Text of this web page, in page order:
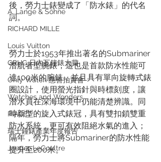
A. Lange & Söhne
RICHARD MILLE
Louis Vuitton
GPHG 日內瓦鐘錶大賞
Only Watch 慈善拍賣會
Watches and Wonders
PIAGET
瑞士鐘錶產業年度報告
Jaeger-LeCoultre
後，勞力士錶變成了「防水錶」的代名
詞。
勞力士於1953年推出著名的Submariner
潛航者型腕錶，這也是首款防水性能可
達100米的腕錶，並且具有單向旋轉式錶
圈設計，使用螢光指針與時標刻度，讓
潛水員在深海環境中仍能清楚辨識。同
時新型的旋入式錶冠，具有雙扣鎖雙重
防水系統，更可有效阻絕水氣的進入；
隔年，勞力士將Submariner的防水性能
提升至200米。